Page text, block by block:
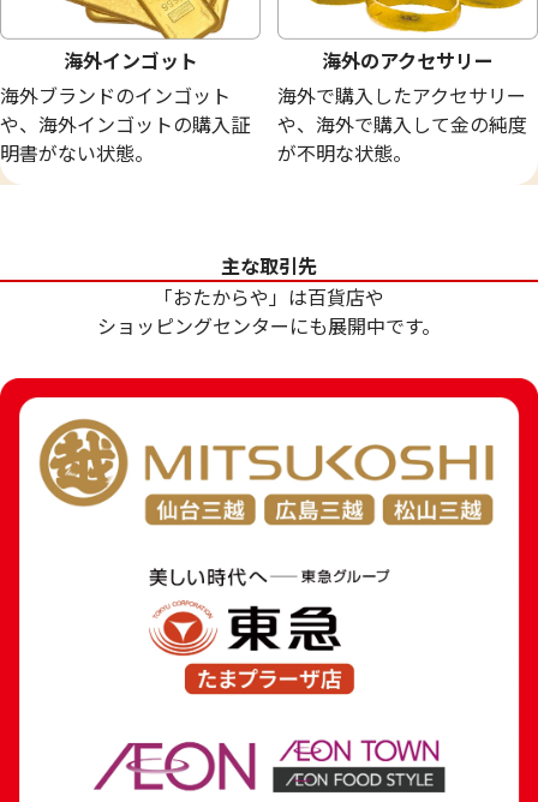
参考買取価格
参考買取価格
288,600
参考買取価格
7.8g
参考買取価格
海外インゴット
海外ブランドのインゴット
や、海外インゴットの購入証
明書がない状態。
海外のアクセサリー
海外で購入したアクセサリー
や、海外で購入して金の純度
が不明な状態。
主な取引先
「おたからや」は百貨店や
ショッピングセンターにも展開中です。